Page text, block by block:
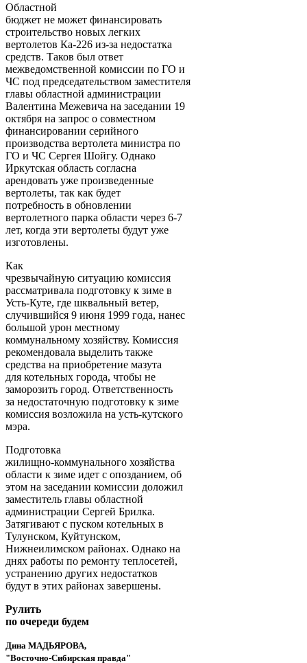
Областной
бюджет не может финансировать
строительство новых легких
вертолетов Ка-226 из-за недостатка
средств. Таков был ответ
межведомственной комиссии по ГО и
ЧС под председательством заместителя
главы областной администрации
Валентина Межевича на заседании 19
октября на запрос о совместном
финансировании серийного
производства вертолета министра по
ГО и ЧС Сергея Шойгу. Однако
Иркутская область согласна
арендовать уже произведенные
вертолеты, так как будет
потребность в обновлении
вертолетного парка области через 6-7
лет, когда эти вертолеты будут уже
изготовлены.
Как
чрезвычайную ситуацию комиссия
рассматривала подготовку к зиме в
Усть-Куте, где шквальный ветер,
случившийся 9 июня 1999 года, нанес
большой урон местному
коммунальному хозяйству. Комиссия
рекомендовала выделить также
средства на приобретение мазута
для котельных города, чтобы не
заморозить город. Ответственность
за недостаточную подготовку к зиме
комиссия возложила на усть-кутского
мэра.
Подготовка
жилищно-коммунального хозяйства
области к зиме идет с опозданием, об
этом на заседании комиссии доложил
заместитель главы областной
администрации Сергей Брилка.
Затягивают с пуском котельных в
Тулунском, Куйтунском,
Нижнеилимском районах. Однако на
днях работы по ремонту теплосетей,
устранению других недостатков
будут в этих районах завершены.
Рулить
по очереди будем
Дина МАДЬЯРОВА,
"Восточно-Сибирская правда"